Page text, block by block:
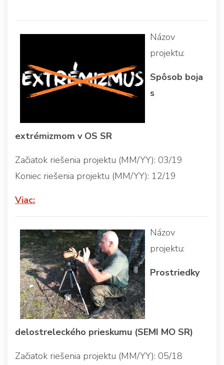
Názov
projektu:
Spôsob boja
s
extrémizmom v OS SR
Začiatok riešenia projektu (MM/YY): 03/19
Koniec riešenia projektu (MM/YY): 12/19
Viac:
Názov
projektu:
Prostriedky
delostreleckého prieskumu (SEMI MO SR)
Začiatok riešenia projektu (MM/YY): 05/18